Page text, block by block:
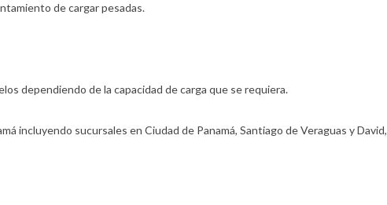
de cargar pesadas.
dependiendo de la capacidad de carga que se requiera.
incluyendo sucursales en Ciudad de Panamá, Santiago de Veraguas y David,